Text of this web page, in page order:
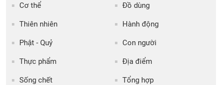
Cơ thể Đồ dùng
Thiên nhiên Hành động
Phật - Quỷ Con người
Thực phẩm Địa điểm
Sống chết Tổng hợp